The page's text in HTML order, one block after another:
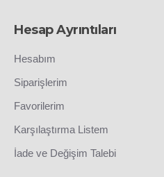
Hesap Ayrıntıları
Hesabım
Siparişlerim
Favorilerim
Karşılaştırma Listem
İade ve Değişim Talebi